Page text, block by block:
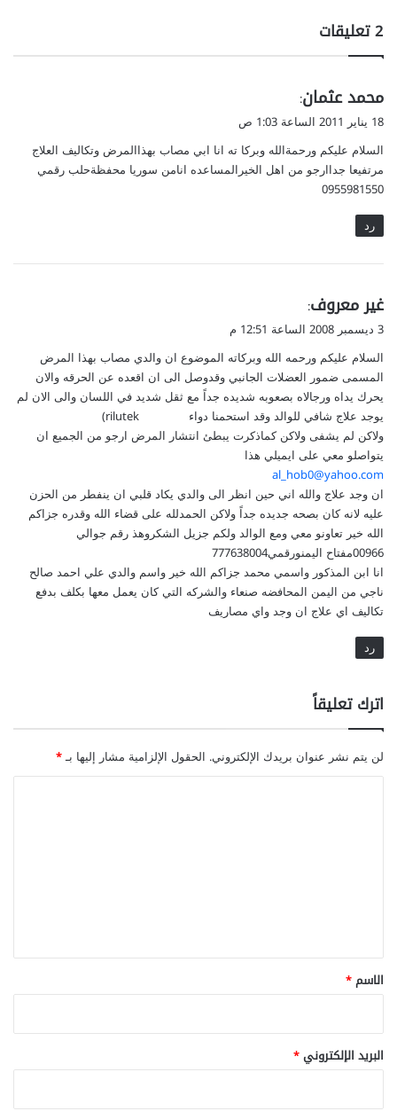
ل
و
ر
ي
ة
أ
و
ا
ل
ا
ل
ر
د
ي
(
R
o
s
a
c
e
a
)
‫2 تعليقات
ي
ق
ل
محمد عثمان:
18 يناير 2011 الساعة 1:03 ص
السلام عليكم ورحمةالله وبركا ته انا ابي مصاب بهذاالمرض وتكاليف العلاج
مرتفيعا جداارجو من اهل الخيرالمساعده انامن سوريا محفظةحلب رقمي
0955981550
رد
ي
ق
ل
غير معروف:
3 ديسمبر 2008 الساعة 12:51 م
السلام عليكم ورحمه الله وبركاته الموضوع ان والدي مصاب بهذا المرض
المسمى ضمور العضلات الجانبي وقدوصل الى ان اقعده عن الحرقه والان
يحرك يداه ورجالاه بصعوبه شديده جداً مع ثقل شديد في اللسان والى الان لم
يوجد علاج شافي للوالد وقد استحمنا دواء rilutek)
ولاكن لم يشفى ولاكن كماذكرت يبطئ انتشار المرض ارجو من الجميع ان
يتواصلو معي على ايميلي هذا
al_hob0@yahoo.com
ان وجد علاج والله اني حين انظر الى والدي يكاد قلبي ان ينفطر من الحزن
عليه لانه كان بصحه جديده جداً ولاكن الحمدلله على قضاء الله وقدره جزاكم
الله خير تعاونو معي ومع الوالد ولكم جزيل الشكروهذ رقم جوالي
00966مفتاح اليمنورقمي777638004
انا ابن المذكور واسمي محمد جزاكم الله خير واسم والدي علي احمد صالح
ناجي من اليمن المحافضه صنعاء والشركه التي كان يعمل معها بكلف بدفع
تكاليف اي علاج ان وجد واي مصاريف
رد
اترك تعليقاً
لن يتم نشر عنوان بريدك الإلكتروني. الحقول الإلزامية مشار إليها بـ*
*
الاسم*
البريد الإلكتروني*